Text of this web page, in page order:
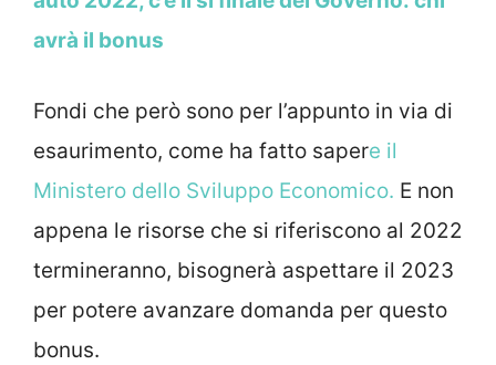
avrà il bonus
Fondi che però sono per l’appunto in via di
esaurimento, come ha fatto sapere il
Ministero dello Sviluppo Economico. E non
appena le risorse che si riferiscono al 2022
termineranno, bisognerà aspettare il 2023
per potere avanzare domanda per questo
bonus.